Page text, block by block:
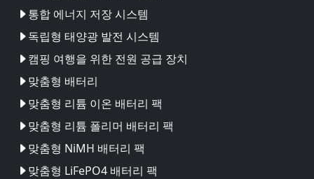
통합 에너지 저장 시스템
독립형 태양광 발전 시스템
캠핑 여행을 위한 전원 공급 장치
맞춤형 배터리
맞춤형 리튬 이온 배터리 팩
맞춤형 리튬 폴리머 배터리 팩
맞춤형 NiMH 배터리 팩
맞춤형 LiFePO4 배터리 팩